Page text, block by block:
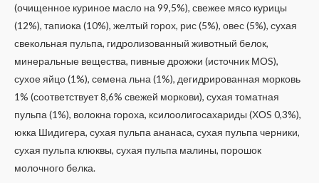
(очищенное куриное масло на 99,5%), свежее мясо курицы
(12%), тапиока (10%), желтый горох, рис (5%), овес (5%), сухая
свекольная пульпа, гидролизованный животный белок,
минеральные вещества, пивные дрожжи (источник МОS),
сухое яйцо (1%), семена льна (1%), дегидрированная морковь
1% (соответствует 8,6% свежей моркови), сухая томатная
пульпа (1%), волокна гороха, ксилоолигосахариды (ХОS 0,3%),
юкка Шидигера, сухая пульпа ананаса, сухая пульпа черники,
сухая пульпа клюквы, сухая пульпа малины, порошок
молочного белка.